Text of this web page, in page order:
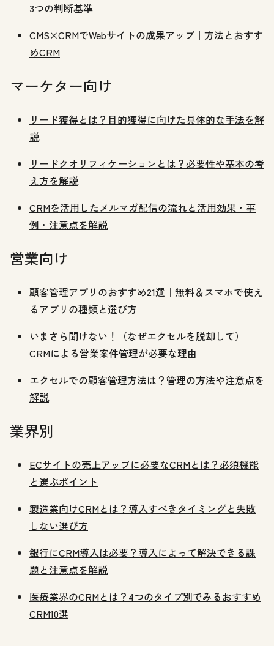
3つの判断基準
CMS×CRMでWebサイトの成果アップ｜方法とおすす
めCRM
マーケター向け
リード獲得とは？目的獲得に向けた具体的な手法を解
説
リードクオリフィケーションとは？必要性や基本の考
え方を解説
CRMを活用したメルマガ配信の流れと活用効果・事
例・注意点を解説
営業向け
顧客管理アプリのおすすめ21選｜無料＆スマホで使え
るアプリの種類と選び方
いまさら聞けない！（なぜエクセルを脱却して）
CRMによる営業案件管理が必要な理由
エクセルでの顧客管理方法は？管理の方法や注意点を
解説
業界別
ECサイトの売上アップに必要なCRMとは？必須機能
と選ぶポイント
製造業向けCRMとは？導入すべきタイミングと失敗
しない選び方
銀行にCRM導入は必要？導入によって解決できる課
題と注意点を解説
医療業界のCRMとは？4つのタイプ別でみるおすすめ
CRM10選